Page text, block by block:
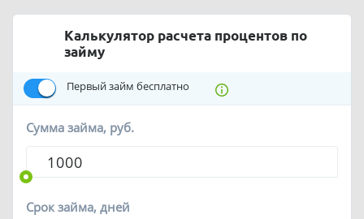
Калькулятор расчета процентов по
займу
Первый займ бесплатно
Сумма займа, руб.
Срок займа, дней